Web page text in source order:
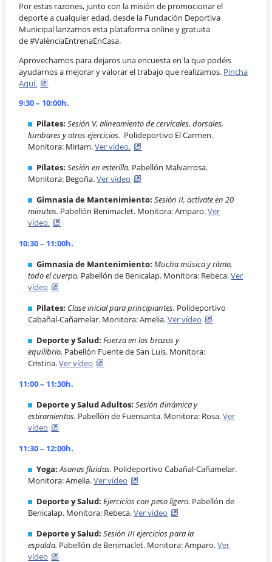
Por estas razones, junto con la misión de promocionar el
deporte a cualquier edad, desde la Fundación Deportiva
Municipal lanzamos esta plataforma online y gratuita
de #ValènciaEntrenaEnCasa.
Aprovechamos para dejaros una encuesta en la que podéis
ayudarnos a mejorar y valorar el trabajo que realizamos. Pincha
Aquí.
9:30 – 10:00h.
Pilates:Sesión V, alineamiento de cervicales, dorsales,
lumbares y otros ejercicios. Polideportivo El Carmen.
Monitora: Miriam.Ver vídeo.
Pilates:Sesión en esterilla. Pabellón Malvarrosa.
Monitora: Begoña.Ver vídeo
Gimnasia de Mantenimiento:Sesión II, actívate en 20
minutos. Pabellón Benimaclet. Monitora: Amparo.Ver
vídeo.
10:30 – 11:00h.
Gimnasia de Mantenimiento:Mucha música y ritmo,
todo el cuerpo. Pabellón de Benicalap. Monitora: Rebeca.Ver
vídeo
Pilates: Clase inicial para principiantes. Polideportivo
Cabañal-Cañamelar. Monitora: Amelia.Ver vídeo
Deporte y Salud:Fuerza en los brazos y
equilibrio. Pabellón Fuente de San Luis. Monitora:
Cristina.Ver vídeo
11:00 – 11:30h.
Deporte y Salud Adultos:Sesión dinámica y
estiramientos. Pabellón de Fuensanta. Monitora: Rosa.Ver
vídeo
11:30 – 12:00h.
Yoga:Asanas fluidas. Polideportivo Cabañal-Cañamelar.
Monitora: Amelia.Ver vídeo
Deporte y Salud:Ejercicios con peso ligero. Pabellón de
Benicalap. Monitora: Rebeca.Ver vídeo
Deporte y Salud:Sesión III ejercicios para la
espalda. Pabellón de Benimaclet. Monitora: Amparo.Ver
vídeo